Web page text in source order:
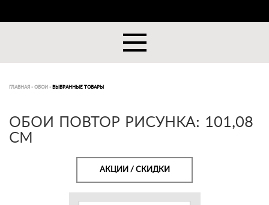
ГЛАВНАЯ - ОБОИ - ВЫБРАННЫЕ ТОВАРЫ
ОБОИ ПОВТОР РИСУНКА: 101,08
CM
АКЦИИ / СКИДКИ